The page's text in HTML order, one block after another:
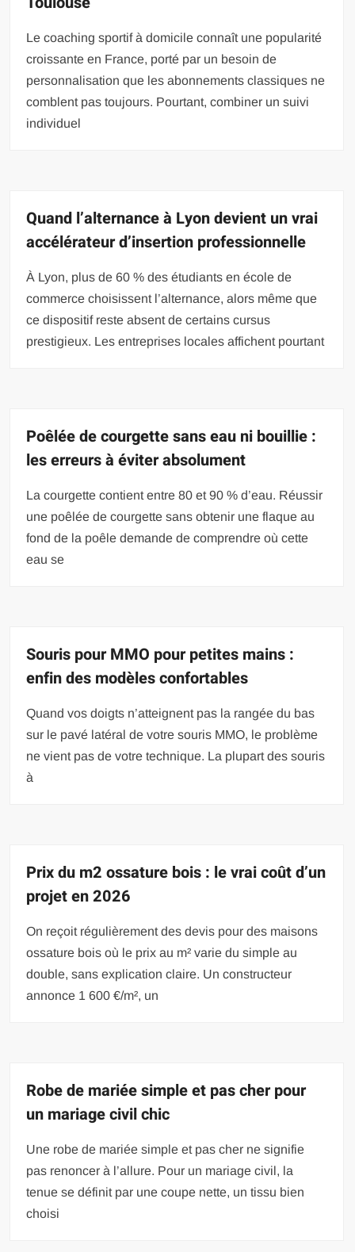
Le coaching sportif à domicile connaît une popularité
croissante en France, porté par un besoin de
personnalisation que les abonnements classiques ne
comblent pas toujours. Pourtant, combiner un suivi
individuel
Quand l’alternance à Lyon devient un vrai
accélérateur d’insertion professionnelle
À Lyon, plus de 60 % des étudiants en école de
commerce choisissent l’alternance, alors même que
ce dispositif reste absent de certains cursus
prestigieux. Les entreprises locales affichent pourtant
Poêlée de courgette sans eau ni bouillie :
les erreurs à éviter absolument
La courgette contient entre 80 et 90 % d’eau. Réussir
une poêlée de courgette sans obtenir une flaque au
fond de la poêle demande de comprendre où cette
eau se
Souris pour MMO pour petites mains :
enfin des modèles confortables
Quand vos doigts n’atteignent pas la rangée du bas
sur le pavé latéral de votre souris MMO, le problème
ne vient pas de votre technique. La plupart des souris
à
Prix du m2 ossature bois : le vrai coût d’un
projet en 2026
On reçoit régulièrement des devis pour des maisons
ossature bois où le prix au m² varie du simple au
double, sans explication claire. Un constructeur
annonce 1 600 €/m², un
Robe de mariée simple et pas cher pour
un mariage civil chic
Une robe de mariée simple et pas cher ne signifie
pas renoncer à l’allure. Pour un mariage civil, la
tenue se définit par une coupe nette, un tissu bien
choisi